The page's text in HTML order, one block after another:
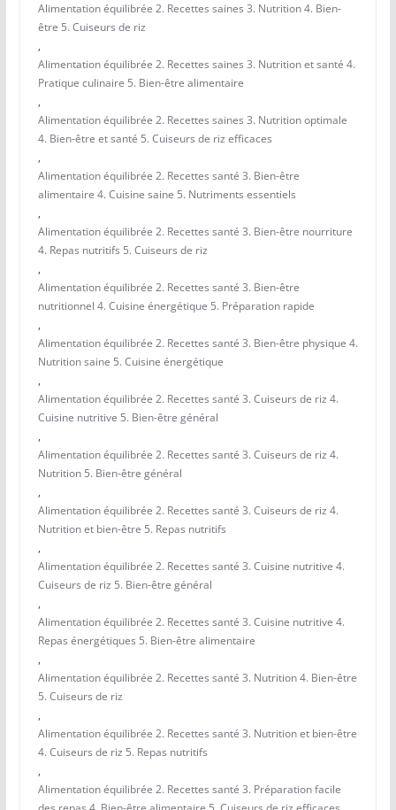
Alimentation équilibrée 2. Recettes saines 3. Nutrition 4. Bien-
être 5. Cuiseurs de riz
,
Alimentation équilibrée 2. Recettes saines 3. Nutrition et santé 4.
Pratique culinaire 5. Bien-être alimentaire
,
Alimentation équilibrée 2. Recettes saines 3. Nutrition optimale
4. Bien-être et santé 5. Cuiseurs de riz efficaces
,
Alimentation équilibrée 2. Recettes santé 3. Bien-être
alimentaire 4. Cuisine saine 5. Nutriments essentiels
,
Alimentation équilibrée 2. Recettes santé 3. Bien-être nourriture
4. Repas nutritifs 5. Cuiseurs de riz
,
Alimentation équilibrée 2. Recettes santé 3. Bien-être
nutritionnel 4. Cuisine énergétique 5. Préparation rapide
,
Alimentation équilibrée 2. Recettes santé 3. Bien-être physique 4.
Nutrition saine 5. Cuisine énergétique
,
Alimentation équilibrée 2. Recettes santé 3. Cuiseurs de riz 4.
Cuisine nutritive 5. Bien-être général
,
Alimentation équilibrée 2. Recettes santé 3. Cuiseurs de riz 4.
Nutrition 5. Bien-être général
,
Alimentation équilibrée 2. Recettes santé 3. Cuiseurs de riz 4.
Nutrition et bien-être 5. Repas nutritifs
,
Alimentation équilibrée 2. Recettes santé 3. Cuisine nutritive 4.
Cuiseurs de riz 5. Bien-être général
,
Alimentation équilibrée 2. Recettes santé 3. Cuisine nutritive 4.
Repas énergétiques 5. Bien-être alimentaire
,
Alimentation équilibrée 2. Recettes santé 3. Nutrition 4. Bien-être
5. Cuiseurs de riz
,
Alimentation équilibrée 2. Recettes santé 3. Nutrition et bien-être
4. Cuiseurs de riz 5. Repas nutritifs
,
Alimentation équilibrée 2. Recettes santé 3. Préparation facile